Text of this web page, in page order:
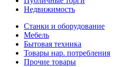
Недвижимость
Станки и оборудование
Мебель
Бытовая техника
Товары нар. потребления
Прочие товары